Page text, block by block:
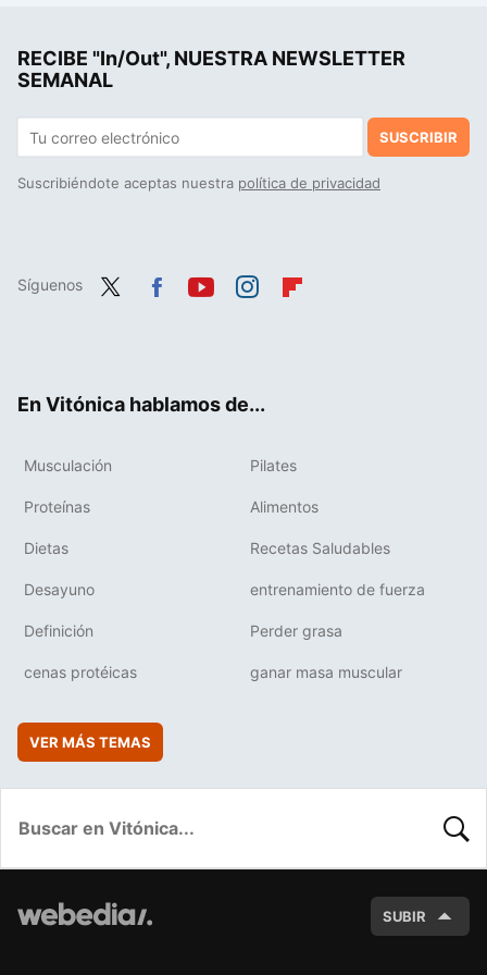
RECIBE "In/Out", NUESTRA NEWSLETTER
SEMANAL
SUSCRIBIR
Suscribiéndote aceptas nuestra política de privacidad
Síguenos
En Vitónica hablamos de...
Musculación Pilates
Proteínas Alimentos
Dietas Recetas Saludables
Desayuno entrenamiento de fuerza
Definición Perder grasa
cenas protéicas ganar masa muscular
VER MÁS TEMAS
SUBIR